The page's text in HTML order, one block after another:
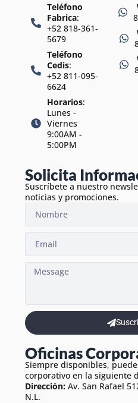
Teléfono
Fabrica:
+52 818-361-
5679
Teléfono
Cedis:
+52 811-095-
6624
Horarios:
Lunes -
Viernes
9:00AM -
5:00PM
Solicita
Suscríbete a nuestro
noticias y promociones.
Oficinas
Siempre disponibles,
corporativo en la siguiente
Dirección: Av. San Rafael
N.L.